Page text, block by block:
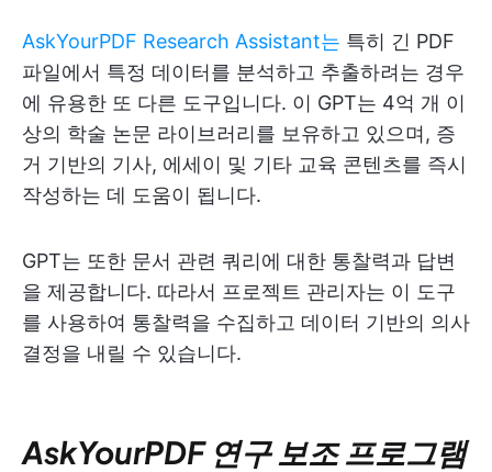
AskYourPDF Research Assistant는 특히 긴 PDF
파일에서 특정 데이터를 분석하고 추출하려는 경우
에 유용한 또 다른 도구입니다. 이 GPT는 4억 개 이
상의 학술 논문 라이브러리를 보유하고 있으며, 증
거 기반의 기사, 에세이 및 기타 교육 콘텐츠를 즉시
작성하는 데 도움이 됩니다.
GPT는 또한 문서 관련 쿼리에 대한 통찰력과 답변
을 제공합니다. 따라서 프로젝트 관리자는 이 도구
를 사용하여 통찰력을 수집하고 데이터 기반의 의사
결정을 내릴 수 있습니다.
AskYourPDF 연구 보조 프로그램